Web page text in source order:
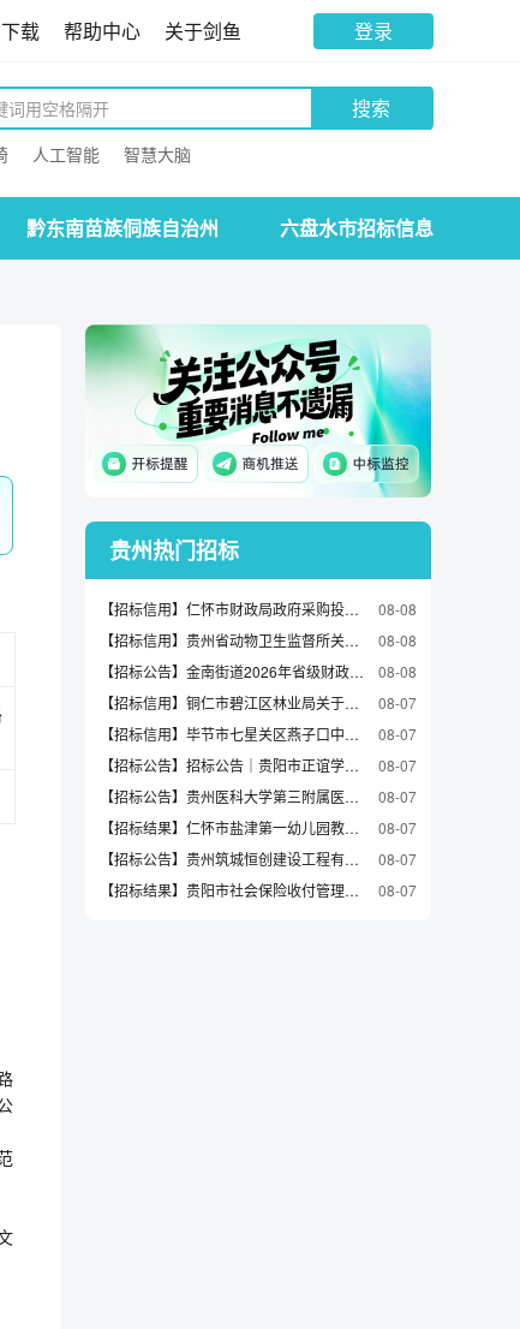
载 帮助中心 关于剑鱼 登录
搜索
人工智能 智慧大脑
黔东南苗族侗族自治州 六盘水市招标信息
贵州热门招标
【招标信用】仁怀市财政局政府采购投诉处理决定
08-08
【招标信用】贵州省动物卫生监督所关于便签本/便条纸/N次贴的网上超市采购项目合同履约验收公告
08-08
【招标公告】金南街道2026年省级财政衔接推进乡村振兴（支持易地扶贫搬迁安置区维修维护）补助资金项目审计单位比选公告
08-08
【招标信用】铜仁市碧江区林业局关于电源的网上超市采购项目合同履约验收公告
08-07
【招标信用】毕节市七星关区燕子口中学复印办公用品采购
08-07
【招标公告】招标公告｜贵阳市正谊学校2026-2028年度校服采购项目（第二次）公开招标
08-07
【招标公告】贵州医科大学第三附属医院精神科监控扩容项目采购询价公告（三次）
08-07
【招标结果】仁怀市盐津第一幼儿园教室、厕所维修改造项目及华兴城分园暑期维修改造项目竞价成交公告
08-07
【招标公告】贵州筑城恒创建设工程有限公司花溪站臂架泵、车载泵泵送服务采购项目(二次)竞价采购公告
08-07
【招标结果】贵阳市社会保险收付管理中心关于键鼠套装的网上超市采购项目成交公告
08-07